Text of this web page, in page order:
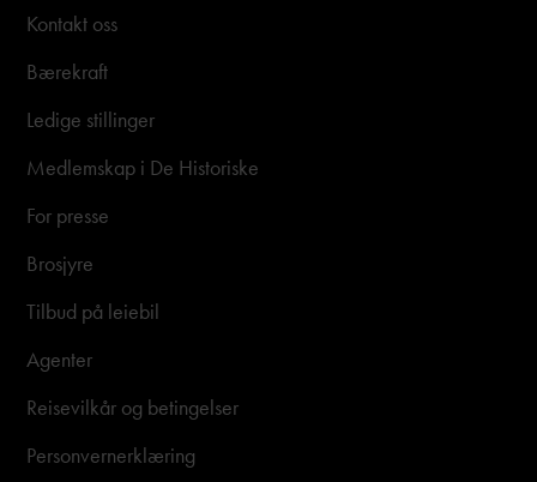
Kontakt oss
Bærekraft
Ledige stillinger
Medlemskap i De Historiske
For presse
Brosjyre
Tilbud på leiebil
Agenter
Reisevilkår og betingelser
Personvernerklæring